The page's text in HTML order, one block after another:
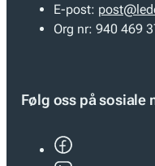
E-post:
Org nr: 940 469
Følg oss på sosiale